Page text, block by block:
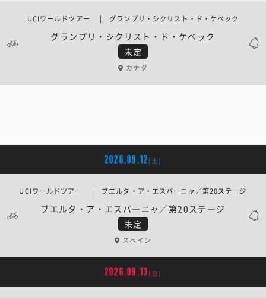
未定
グランプリ・シクリスト・ド・ケベック
UCIワールドツアー | グランプリ・シクリスト・ド・ケベック
カナダ
2026.09.12 [土]
未定
ブエルタ・ア・エスパーニャ／第20ステージ
UCIワールドツアー | ブエルタ・ア・エスパーニャ／第20ステージ
スペイン
2026.09.13 [日]